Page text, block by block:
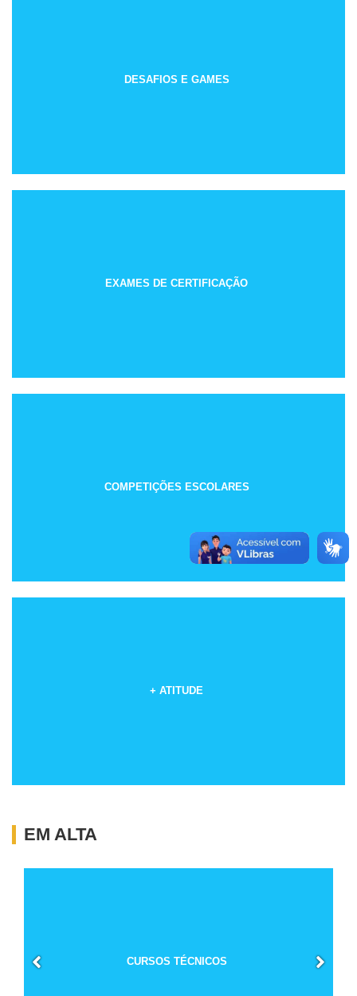
DESAFIOS E GAMES
EXAMES DE CERTIFICAÇÃO
COMPETIÇÕES ESCOLARES
+ ATITUDE
EM ALTA
CURSOS TÉCNICOS